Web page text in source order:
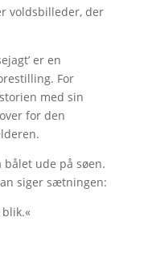
voldsbilleder, der
er en
For
med sin
for den
ude på søen.
siger sætningen: